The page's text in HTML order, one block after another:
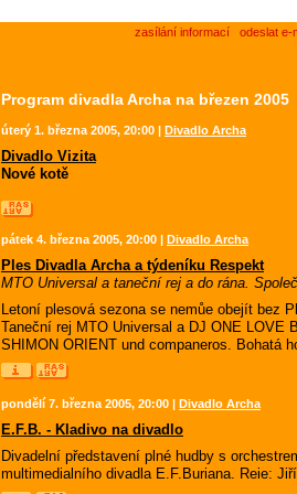
zasílání informací odeslat e-
Program divadla Archa na březen 2005
úterý 1. března 2005, 20:00 | Divadlo Archa
Divadlo Vizita
Nové kotě
pátek 4. března 2005, 20:00 | Divadlo Archa
Ples Divadla Archa a týdeníku Respekt
MTO Universal a taneční rej a do rána.
Letoní plesová sezona se nemůe obejít
Taneční rej MTO Universal a DJ ONE LOVE
SHIMON ORIENT und companeros. Bohatá
pondělí 7. března 2005, 20:00 | Divadlo Archa
E.F.B. - Kladivo na divadlo
Divadelní představení plné hudby s
multimedialního divadla E.F.Buriana. Reie: